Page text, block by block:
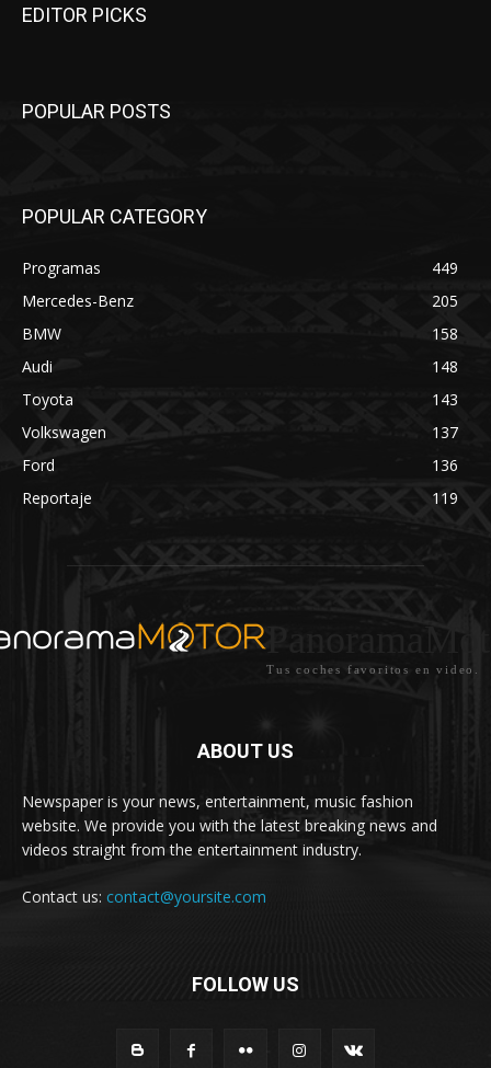
EDITOR PICKS
POPULAR POSTS
POPULAR CATEGORY
Programas
449
Mercedes-Benz
205
BMW
158
Audi
148
Toyota
143
Volkswagen
137
Ford
136
Reportaje
119
Tus coches favoritos en video.
ABOUT US
Newspaper is your news, entertainment, music fashion
website. We provide you with the latest breaking news and
videos straight from the entertainment industry.
Contact us: contact@yoursite.com
FOLLOW US